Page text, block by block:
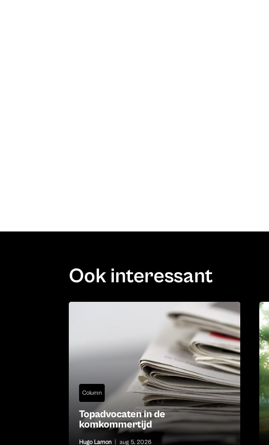
Ook interessant
Column
Topadvocaten in de
komkommertijd
Hugo Lamon aug 5, 2026